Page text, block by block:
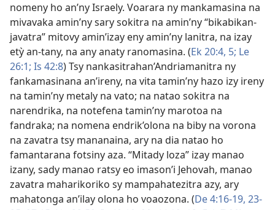
nomeny ho an’ny Israely. Voarara ny mankamasina na
mivavaka amin’ny sary sokitra na amin’ny “bikabikan-
javatra” mitovy amin’izay eny amin’ny lanitra, na izay
etỳ an-tany, na any anaty ranomasina. (Ek 20:4, 5; Le
26:1; Is 42:8) Tsy nankasitrahan’Andriamanitra ny
fankamasinana an’ireny, na vita tamin’ny hazo izy ireny
na tamin’ny metaly na vato; na natao sokitra na
narendrika, na notefena tamin’ny marotoa na
fandraka; na nomena endrik’olona na biby na vorona
na zavatra tsy mananaina, ary na dia natao ho
famantarana fotsiny aza. “Mitady loza” izay manao
izany, sady manao ratsy eo imason’i Jehovah, manao
zavatra maharikoriko sy mampahatezitra azy, ary
mahatonga an’ilay olona ho voaozona. (De 4:16-19, 23-